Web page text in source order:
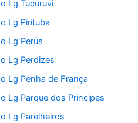
Lg Tucuruvi
Lg Pirituba
Lg Perús
Lg Perdizes
Lg Penha de França
Lg Parque dos Príncipes
Lg Parelheiros